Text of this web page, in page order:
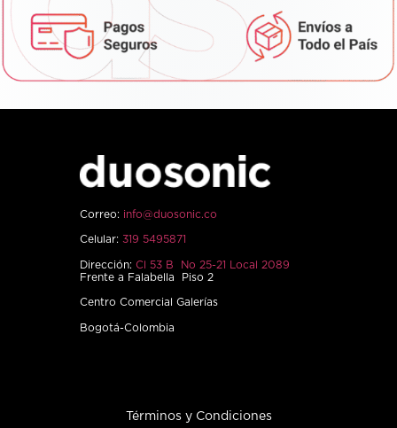
Correo: info@duosonic.co
Celular: 319 5495871
Dirección: Cl 53 B No 25-21 Local 2089
Frente a Falabella Piso 2
Centro Comercial Galerías
Bogotá-Colombia
Términos y Condiciones